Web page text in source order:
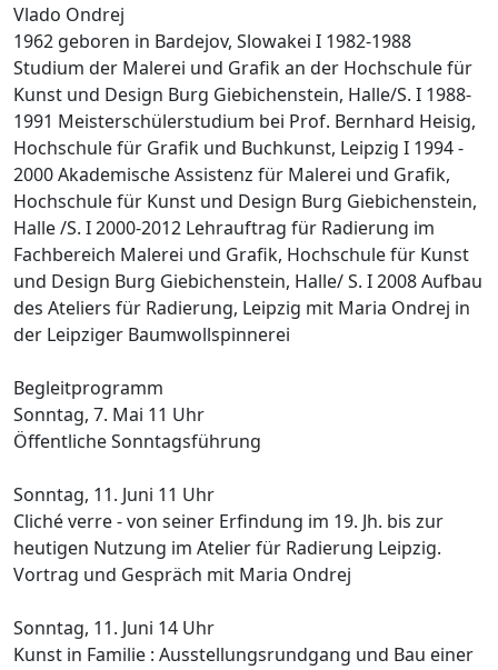
Vlado Ondrej
1962 geboren in Bardejov, Slowakei I 1982-1988
Studium der Malerei und Grafik an der Hochschule für
Kunst und Design Burg Giebichenstein, Halle/S. I 1988-
1991 Meisterschülerstudium bei Prof. Bernhard Heisig,
Hochschule für Grafik und Buchkunst, Leipzig I 1994 -
2000 Akademische Assistenz für Malerei und Grafik,
Hochschule für Kunst und Design Burg Giebichenstein,
Halle /S. I 2000-2012 Lehrauftrag für Radierung im
Fachbereich Malerei und Grafik, Hochschule für Kunst
und Design Burg Giebichenstein, Halle/ S. I 2008 Aufbau
des Ateliers für Radierung, Leipzig mit Maria Ondrej in
der Leipziger Baumwollspinnerei
Begleitprogramm
Sonntag, 7. Mai 11 Uhr
Öffentliche Sonntagsführung
Sonntag, 11. Juni 11 Uhr
Cliché verre - von seiner Erfindung im 19. Jh. bis zur
heutigen Nutzung im Atelier für Radierung Leipzig.
Vortrag und Gespräch mit Maria Ondrej
Sonntag, 11. Juni 14 Uhr
Kunst in Familie : Ausstellungsrundgang und Bau einer